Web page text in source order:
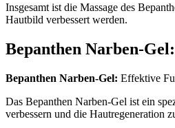
Insgesamt ist die Massage des
Hautbild verbessert werden.
Bepanthen Narben-
Bepanthen Narben-Gel: Effektive
Das Bepanthen Narben-Gel ist ein
verbessern und die Hautregeneration